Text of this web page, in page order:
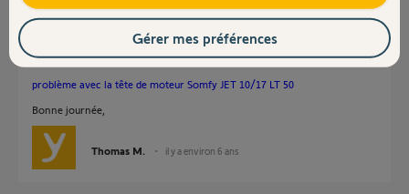
Vous pouvez vous inspirer des réponses données au lien ci-dessous :
problème avec la tête de moteur Somfy JET 10/17 LT 50
Bonne journée,
Thomas M. il y a environ 6 ans
Gérer mes préférences